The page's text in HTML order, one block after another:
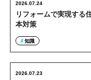
リフォームで実現する
本対策
2026.07.24
知識
2026.07.23